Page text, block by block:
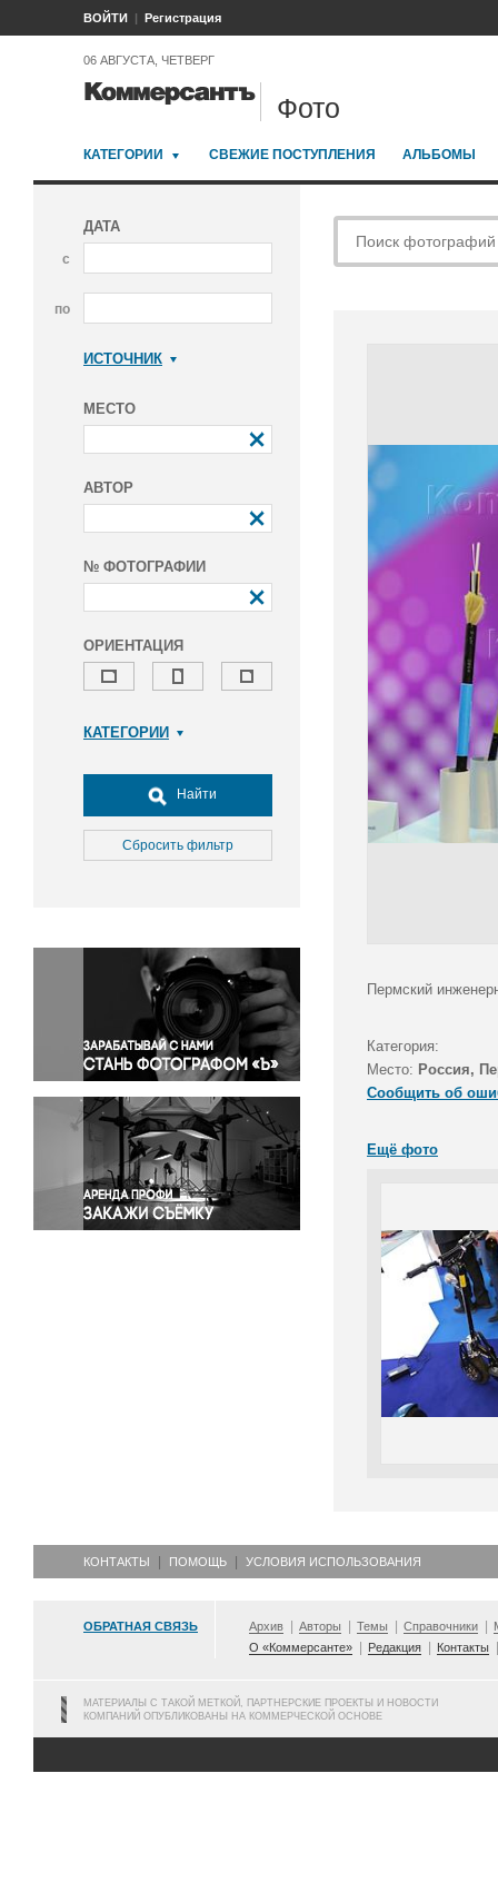
ВОЙТИ Регистрация
06 АВГУСТА, ЧЕТВЕРГ
Фото
КАТЕГОРИИ СВЕЖИЕ ПОСТУПЛЕНИЯ АЛЬБОМЫ
ДАТА
с
по
ИСТОЧНИК
МЕСТО
АВТОР
№ ФОТОГРАФИИ
ОРИЕНТАЦИЯ
КАТЕГОРИИ
Досуг, туризм и отдых
Культура
Медицина
Окружающая среда
Политика
Правосудие
Происшествия и конфликты
Религия
Светская жизнь
Спорт
Экология
Экономика и бизнес
Найти
Сбросить фильтр
Пермский
Категория:
Место: Россия,
Сообщить об
Ещё фото
КОНТАКТЫ ПОМОЩЬ УСЛОВИЯ ИСПОЛЬЗОВАНИЯ
ОБРАТНАЯ СВЯЗЬ Архив Авторы Темы Справочники
О «Коммерсанте»
Редакция Контакты
МАТЕРИАЛЫ С ТАКОЙ МЕТКОЙ, ПАРТНЕРСКИЕ ПРОЕКТЫ И НОВОСТИ
КОМПАНИЙ ОПУБЛИКОВАНЫ НА КОММЕРЧЕСКОЙ ОСНОВЕ